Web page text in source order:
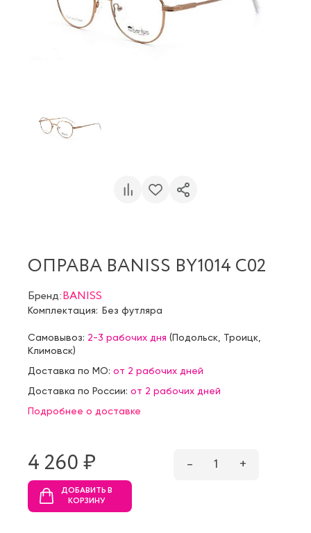
ОПРАВА BANISS BY1014 C02
Бренд:BANISS
Комплектация: Без футляра
Самовывоз: 2-3 рабочих дня (Подольск Троицк
Климовск)
Доставка по МО: от 2 рабочих дней
Доставка по России: от 2 рабочих дней
Подробнее о доставке
4 260 ₷ – 1 +
ДОБАВИТЬ В
КОРЗИНУ